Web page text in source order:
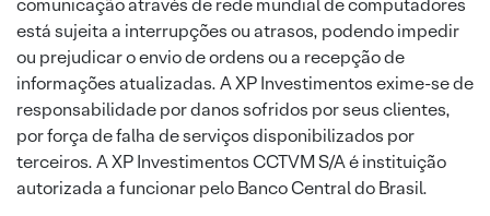
comunicação através de rede mundial de computadores
está sujeita a interrupções ou atrasos, podendo impedir
ou prejudicar o envio de ordens ou a recepção de
informações atualizadas. A XP Investimentos exime-se de
responsabilidade por danos sofridos por seus clientes,
por força de falha de serviços disponibilizados por
terceiros. A XP Investimentos CCTVM S/A é instituição
autorizada a funcionar pelo Banco Central do Brasil.